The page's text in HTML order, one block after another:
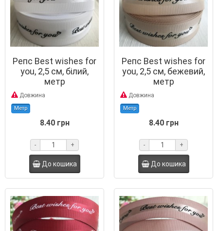
Репс Best wishes for
you, 2,5 см, білий,
метр
Довжина
Метр
8.40 грн
- +
До кошика
Репс Best wishes for
you, 2,5 см, бежевий,
метр
Довжина
Метр
8.40 грн
- +
До кошика